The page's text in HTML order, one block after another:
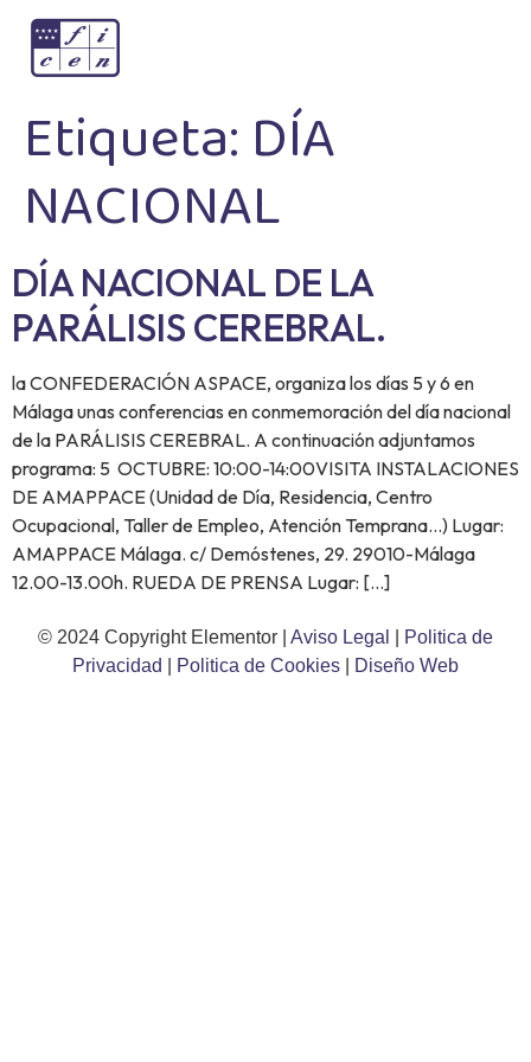
Etiqueta: DÍA
NACIONAL
DÍA NACIONAL DE LA
PARÁLISIS CEREBRAL.
la CONFEDERACIÓN ASPACE, organiza los días 5 y 6 en
Málaga unas conferencias en conmemoración del día nacional
de la PARÁLISIS CEREBRAL. A continuación adjuntamos
programa: 5 OCTUBRE: 10:00-14:00VISITA INSTALACIONES
DE AMAPPACE (Unidad de Día, Residencia, Centro
Ocupacional, Taller de Empleo, Atención Temprana…) Lugar:
AMAPPACE Málaga. c/ Demóstenes, 29. 29010-Málaga
12.00-13.00h. RUEDA DE PRENSA Lugar: […]
© 2024 Copyright Elementor | Aviso Legal
Politica de
Privacidad
Politica de Cookies Diseño Web